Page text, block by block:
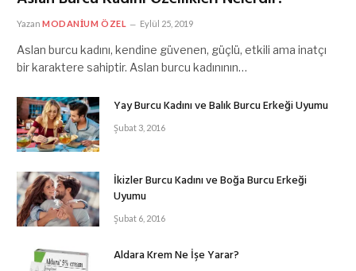
Yazan MODANIUM ÖZEL Eylül 25, 2019
Aslan burcu kadını, kendine güvenen, güçlü, etkili ama inatçı
bir karaktere sahiptir. Aslan burcu kadınının…
Yay Burcu Kadını ve Balık Burcu Erkeği Uyumu
Şubat 3, 2016
İkizler Burcu Kadını ve Boğa Burcu Erkeği
Uyumu
Şubat 6, 2016
Aldara Krem Ne İşe Yarar?